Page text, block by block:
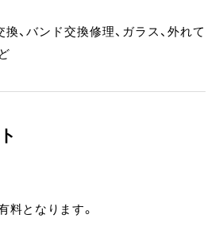
、バンド交換修理、ガラス、外れて
となります。